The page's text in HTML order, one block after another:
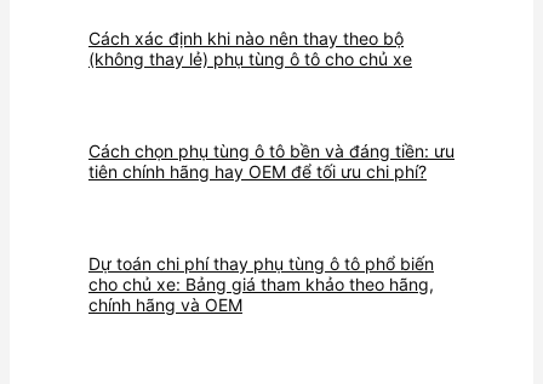
Cách xác định khi nào nên thay theo bộ
(không thay lẻ) phụ tùng ô tô cho chủ xe
Cách chọn phụ tùng ô tô bền và đáng tiền: ưu
tiên chính hãng hay OEM để tối ưu chi phí?
Dự toán chi phí thay phụ tùng ô tô phổ biến
cho chủ xe: Bảng giá tham khảo theo hãng,
chính hãng và OEM